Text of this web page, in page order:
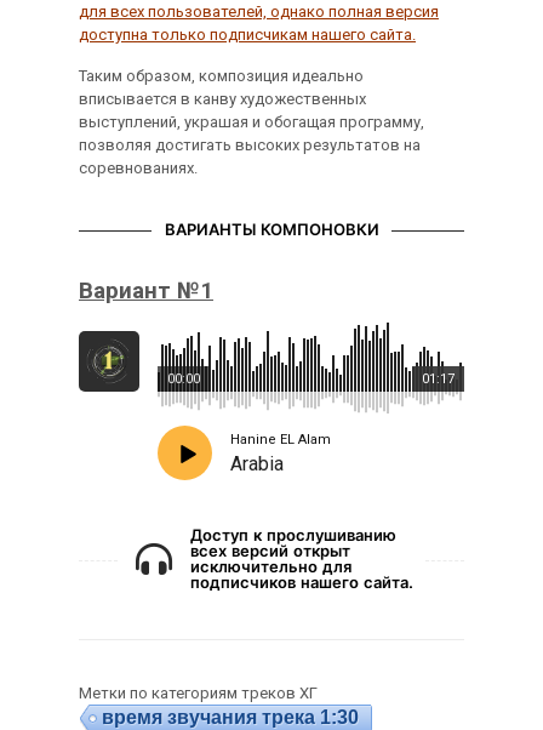
для всех пользователей, однако полная версия
доступна только подписчикам нашего сайта.
Таким образом, композиция идеально
вписывается в канву художественных
выступлений, украшая и обогащая программу,
позволяя достигать высоких результатов на
соревнованиях.
ВАРИАНТЫ КОМПОНОВКИ
Вариант №1
01:17
00:00
Hanine EL Alam
Arabia
Доступ к прослушиванию
всех версий открыт
исключительно для
подписчиков нашего сайта.
Метки по категориям треков ХГ
время звучания трека 1:30